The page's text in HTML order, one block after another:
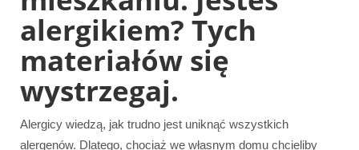
alergikiem? Tych
materiałów się
wystrzegaj.
Alergicy wiedzą, jak trudno jest uniknąć wszystkich
alergenów. Dlatego, chociaż we własnym domu chcieliby